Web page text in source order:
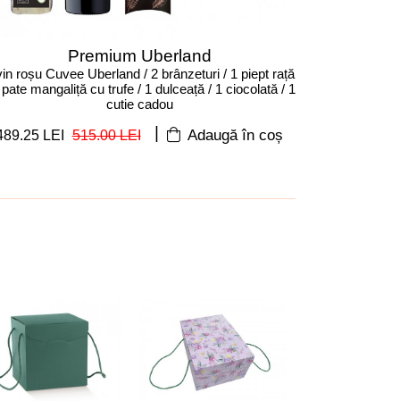
Premium Uberland
roșu Cuvee Uberland / 2 brânzeturi / 1 piept rață
mangaliță cu trufe / 1 dulceață / 1 ciocolată / 1
cutie cadou
LEI 515.00 LEI Adaugă în coș